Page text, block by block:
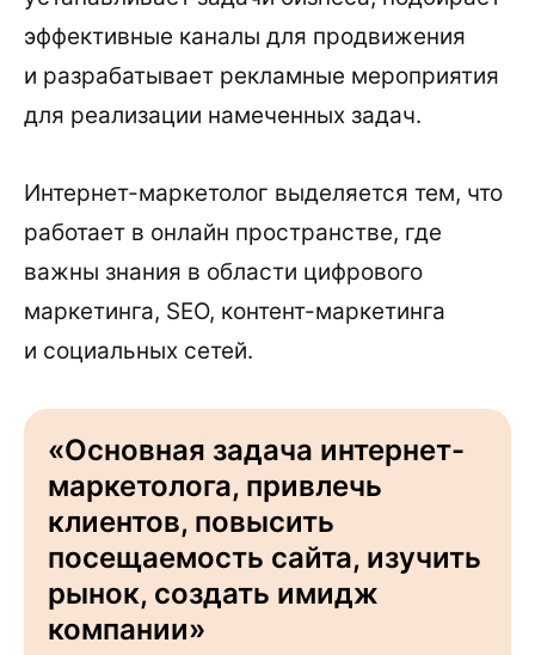
эффективные каналы для продвижения
и разрабатывает рекламные мероприятия
для реализации намеченных задач.
Интернет-маркетолог выделяется тем, что
работает в онлайн пространстве, где
важны знания в области цифрового
маркетинга, SEO, контент-маркетинга
и социальных сетей.
«Основная задача интернет-
маркетолога, привлечь
клиентов, повысить
посещаемость сайта, изучить
рынок, создать имидж
компании»